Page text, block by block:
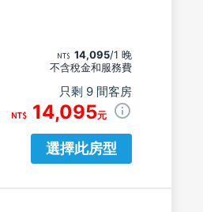
14,095/1 晚
不含稅金和服務費
只剩 9 間客房
14,095元
選擇此房型